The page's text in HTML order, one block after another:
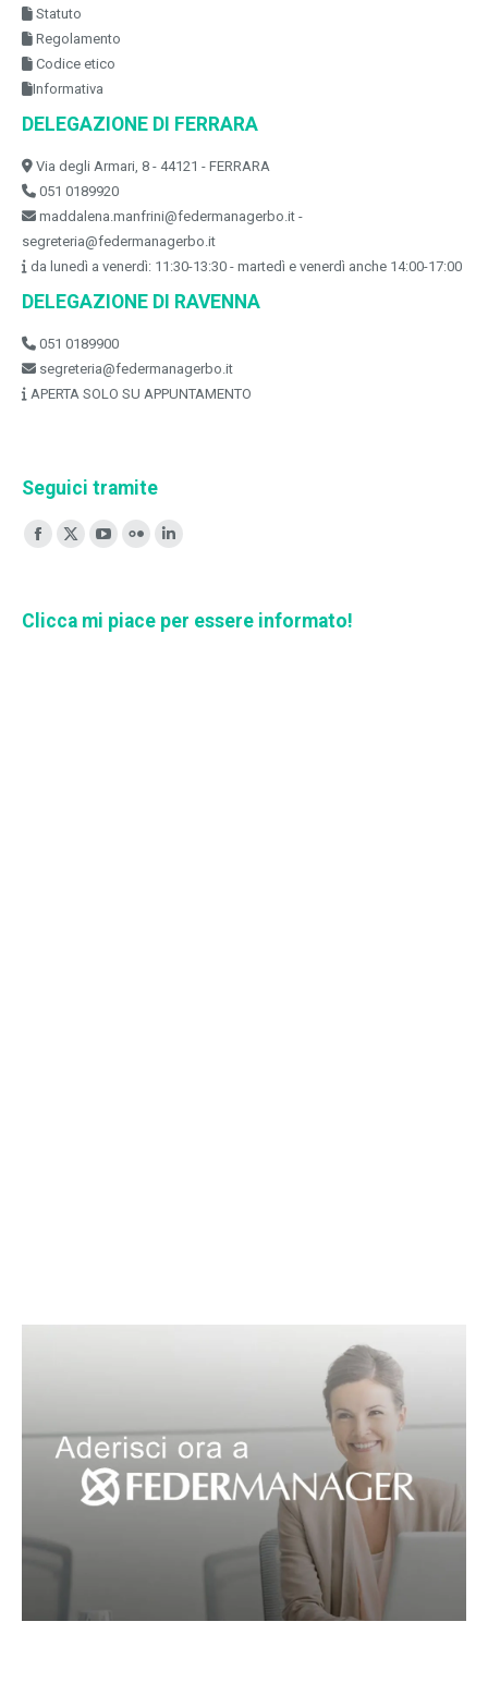
Statuto
Regolamento
Codice etico
Informativa
DELEGAZIONE DI FERRARA
Via degli Armari, 8 - 44121 - FERRARA
051 0189920
maddalena.manfrini@federmanagerbo.it -
segreteria@federmanagerbo.it
da lunedì a venerdì: 11:30-13:30 - martedì e venerdì anche 14:00-17:00
DELEGAZIONE DI RAVENNA
051 0189900
segreteria@federmanagerbo.it
APERTA SOLO SU APPUNTAMENTO
Seguici tramite
Ci puoi trovare su:
Facebook
in
X
in
YouTube
in
Flickr
in
Linkedin
in
Clicca mi piace per essere informato!